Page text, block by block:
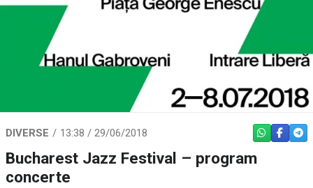
DIVERSE 13:38 / 29/06/2018 WHATSAPP
Bucharest Jazz Festival – program
concerte